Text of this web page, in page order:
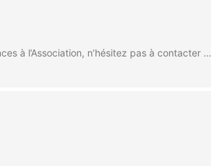
à l’Association, n’hésitez pas à contacter …